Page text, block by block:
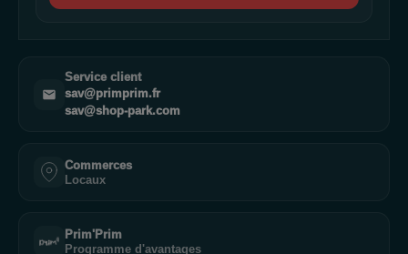
Service client
sav@primprim.fr
sav@shop-park.com
Commerces
Locaux
Prim'Prim
Programme d'avantages